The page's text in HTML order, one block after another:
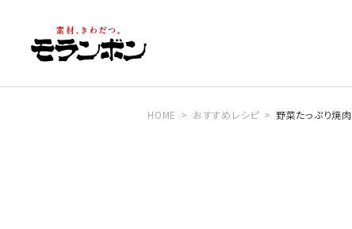
HOME おすすめレシピ 野菜たっぷり焼肉